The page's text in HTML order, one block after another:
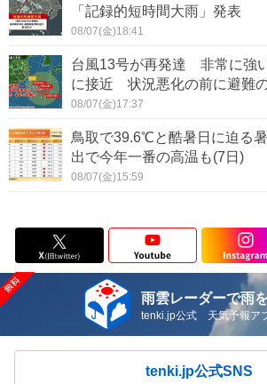
「記録的短時間大雨」発表
08/07(金)18:41
台風13号が再発達 非常に強
に接近 状況悪化の前に避難
08/07(金)17:37
鳥取で39.6℃と酷暑日に迫る
出で今年一番の高温も(7日)
08/07(金)15:59
雨雲レーダーで雨
tenki.jp公式 天気予報ア
tenki.jp公式SNS